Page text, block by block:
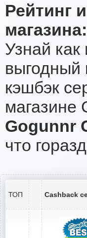
Рейтинг
Узнай
выгодный
кэшбэк
магазине
Gogunnr
что
ТОП Cashback